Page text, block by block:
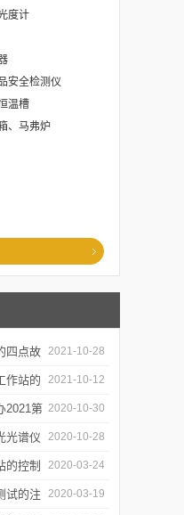
度计
安全检测仪
温槽
、马弗炉
四点故 2021-10-28
作站的 2021-10-12
2021第
圈发展
2020-10-30
光谱仪 2020-10-28
的控制 2020-03-24
试的注 2020-03-19